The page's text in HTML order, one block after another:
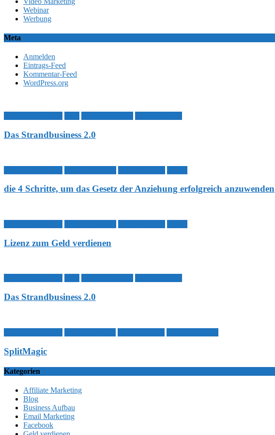
Webinar
Werbung
Meta
Anmelden
Eintrags-Feed
Kommentar-Feed
WordPress.org
Das Strandbusiness 2.0
die 4 Schritte, um das Gesetz der Anziehung erfolgreich anzuwenden
Lizenz zum Geld verdienen
Das Strandbusiness 2.0
SplitMagic
Kategorien
Affiliate Marketing
Blog
Business Aufbau
Email Marketing
Facebook